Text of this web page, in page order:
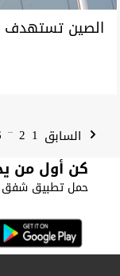
الصين تستهدف سلعا
السابق 1
2
...
كن أول من
حمل تطبيق شفق